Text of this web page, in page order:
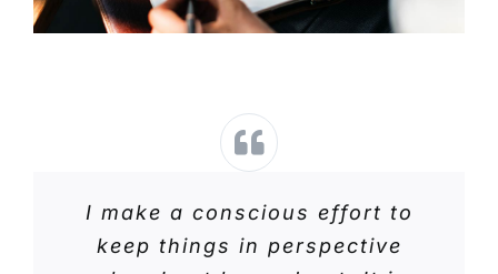
I make a conscious effort to
keep things in perspective